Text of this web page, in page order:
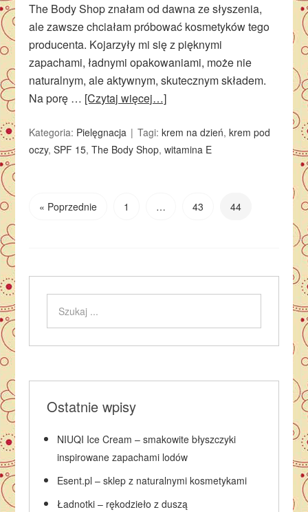
The Body Shop znałam od dawna ze słyszenia,
ale zawsze chciałam próbować kosmetyków tego
producenta. Kojarzyły mi się z pięknymi
zapachami, ładnymi opakowaniami, może nie
naturalnym, ale aktywnym, skutecznym składem.
Na porę … [Czytaj więcej…]
Kategoria: Pielęgnacja Tagi:krem na dzień,krem pod
oczy,SPF 15,The Body Shop,witamina E
« Poprzednie 1 … 43 44
Ostatnie wpisy
NIUQI Ice Cream – smakowite błyszczyki
inspirowane zapachami lodów
Esent.pl – sklep z naturalnymi kosmetykami
Ładnotki – rękodzieło z duszą